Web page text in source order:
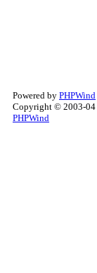
Powered by PHPWind
Copyright © 2003-04
PHPWind